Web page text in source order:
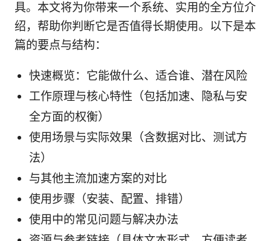
具。本文将为你带来一个系统、实用的全方位介
绍，帮助你判断它是否值得长期使用。以下是本
篇的要点与结构：
快速概览：它能做什么、适合谁、潜在风险
工作原理与核心特性（包括加速、隐私与安
全方面的权衡）
使用场景与实际效果（含数据对比、测试方
法）
与其他主流加速方案的对比
使用步骤（安装、配置、排错）
使用中的常见问题与解决办法